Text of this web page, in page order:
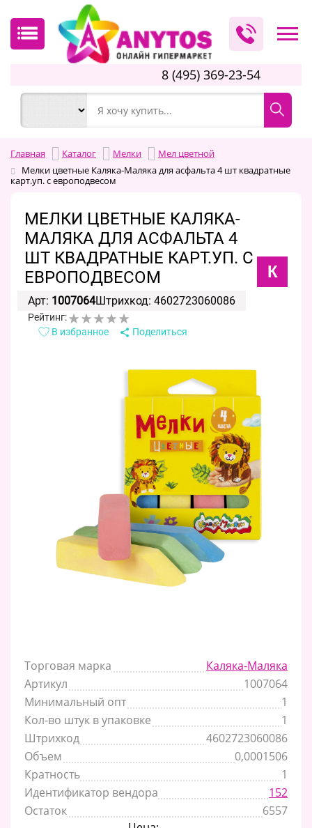
8 (495) 369-23-54
Главная Каталог Мелки
Мел цветной
Мелки цветные Каляка-Маляка для асфальта 4 шт квадратные
карт.уп. с европодвесом
МЕЛКИ ЦВЕТНЫЕ КАЛЯКА-
МАЛЯКА ДЛЯ АСФАЛЬТА 4
ШТ КВАДРАТНЫЕ КАРТ.УП. С
ЕВРОПОДВЕСОМ
К
Арт: 1007064Штрихкод: 4602723060086
Рейтинг:
В избранное
Поделиться
Торговая марка
Каляка-Маляка
Артикул
1007064
Минимальный опт
1
Кол-во штук в упаковке
1
Штрихкод
4602723060086
Объем
0,0001506
Кратность
1
Идентификатор вендора
152
Остаток
6557